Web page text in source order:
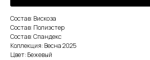
Состав: Вискоза
Состав: Полиэстер
Состав: Спандекс
Коллекция: Весна 2025
Цвет: Бежевый